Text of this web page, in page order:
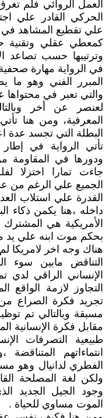
العمل الروائي فلم
الحركي القادر علي
علي تقطيع المشاهد في
كمعطي عقلي وتقنية
وترتيبها حسب تصاعد
في الرواية مهارة
المبرر الفني وهو ما
والتي تعبر في محتواها
لعنصر عن أخر
المعرفية، ومن هنا
البطلة التي تجسد عدة
تأتي الرواية في إطار
ودورها في
جاءت تمارا اختزلا
الجميع علي الرغم من
القدرة علي استلاب
داخله ،هنا يكمن ذكاء
الأمريكية هي المشترك
بحكم موت ابنه علي يد
هناك وجه اخر لامريكا لم
التناقض مابين سوء
الإنساني الراقي
التجاوز لازمة الواقع
تجريد فكرة الصراع
مسبقة وبالتالي تم
مقابل فكرة الإنسانية
طبيعية التصرفات
انتماءاتهم
ولكن لغة المصلحة
وجود الجيل الجديد
الموت مساوي للحياة .